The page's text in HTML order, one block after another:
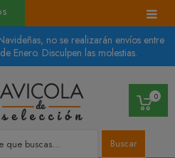
no se realizarán envíos entre
Enero. Disculpen las molestias.
0
Buscar